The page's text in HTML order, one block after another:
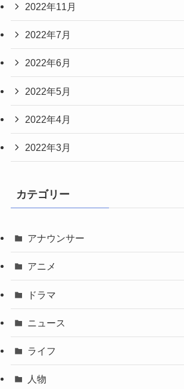
2022年11月
2022年7月
2022年6月
2022年5月
2022年4月
2022年3月
カテゴリー
アナウンサー
アニメ
ドラマ
ニュース
ライフ
人物